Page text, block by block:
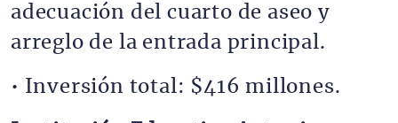
adecuación del cuarto de aseo y
arreglo de la entrada principal.
• Inversión total: $416 millones.